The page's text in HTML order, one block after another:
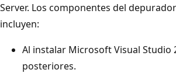
Server. Los componentes del
incluyen:
Al instalar Microsoft Visual Studio
posteriores.